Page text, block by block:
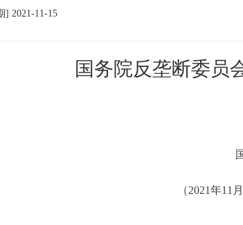
] 2021-11-15
国务院反垄断委员
（2021年11